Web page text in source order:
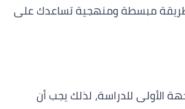
مبسطة ومنهجية تساعدك على
الأولى للدراسة، لذلك يجب أن